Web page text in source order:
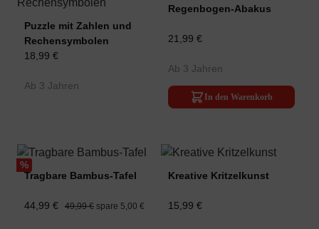
Puzzle mit Zahlen und
Rechensymbolen
18,99 €
Ab 3 Jahren
Regenbogen-Abakus
21,99 €
Ab 3 Jahren
In den Warenkorb
%
Tragbare Bambus-Tafel
44,99 € 49,99 € spare 5,00 €
Kreative Kritzelkunst
15,99 €